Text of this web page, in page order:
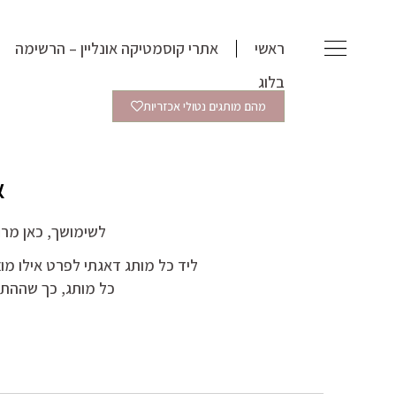
ראשי אתרי קוסמטיקה אונליין – הרשימה
בלוג
מהם מותגים נטולי אכזריות
לשימושך, כאן
ליד כל מותג דאגתי לפרט אילו
כל מותג, כך